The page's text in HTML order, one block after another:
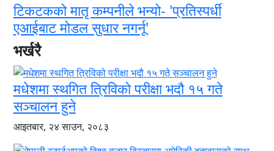
टिकटकको मातृ कम्पनीले भन्यो- 'प्रतिस्पर्धी
एआईबाट मोडल सुधार नगर्नू'
भर्खरै
मधेशमा स्थगित त्रिविको परीक्षा भदौ १५ गते
सञ्चालन हुने
आइतबार, २४ साउन, २०८३